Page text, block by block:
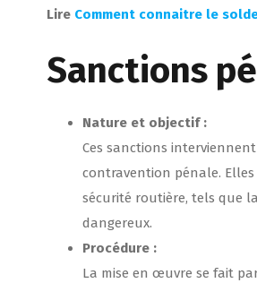
Lire Comment connaitre le
Sanctions
Nature et objectif :
Ces sanctions
contravention pénale.
sécurité routière, tels que
dangereux.
Procédure :
La mise en œuvre se fait